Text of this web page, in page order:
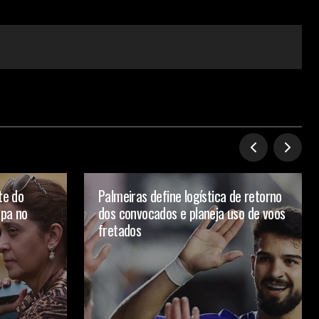
do
no
Palmeiras define logística de retorno
dos convocados e planeja uso de voos
fretados